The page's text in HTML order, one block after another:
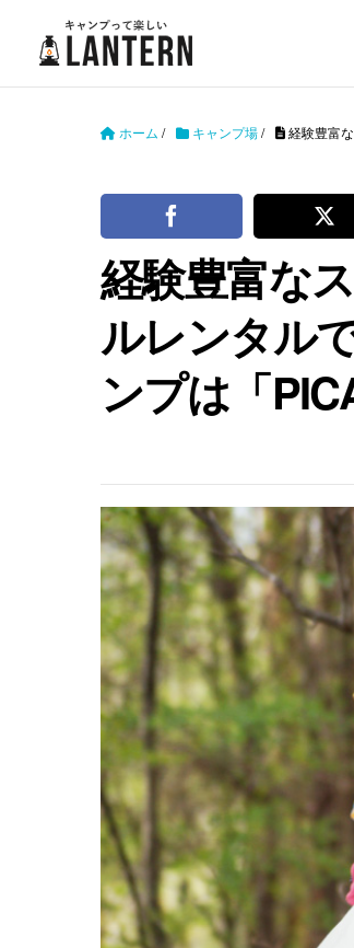
ホーム / キャンプ場/ 経験豊富
経験豊富な
ルレンタル
ンプは「